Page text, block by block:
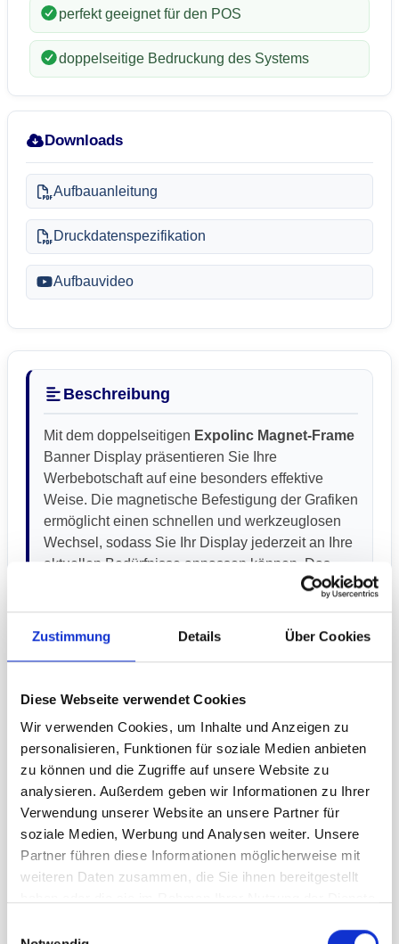
Zustimmung Details Über Cookies
Diese Webseite verwendet Cookies
Wir verwenden Cookies, um Inhalte und Anzeigen zu
personalisieren, Funktionen für soziale Medien anbieten
zu können und die Zugriffe auf unsere Website zu
analysieren. Außerdem geben wir Informationen zu Ihrer
Verwendung unserer Website an unsere Partner für
soziale Medien, Werbung und Analysen weiter. Unsere
Partner führen diese Informationen möglicherweise mit
weiteren Daten zusammen, die Sie ihnen bereitgestellt
perfekt geeignet für den POS
doppelseitige Bedruckung des Systems
Downloads
Aufbauanleitung
Druckdatenspezifikation
Aufbauvideo
Beschreibung
Mit dem doppelseitigen Expolinc Magnet-Frame
Banner Display präsentieren Sie Ihre
Werbebotschaft auf eine besonders effektive
Weise. Die magnetische Befestigung der Grafiken
ermöglicht einen schnellen und werkzeuglosen
Wechsel, sodass Sie Ihr Display jederzeit an Ihre
aktuellen Bedürfnisse anpassen können. Das
hochwertige Material und der präzise Druck
Optik, die Ihre Markenbotschaft optimal zur
Geltung bringt. Die rahmenlose Flat Base sorgt
Nutzen Sie beide Seiten des Displays für eine
Aufmerksamkeit. Besonders praktisch ist das
Display für Messen, Events oder den mobilen
Einsatz, da es sich schnell aufbauen lässt und
einfach transportiert werden kann. So sparen Sie
wertvolle Zeit und bleiben flexibel.
Branding / Aufdruck